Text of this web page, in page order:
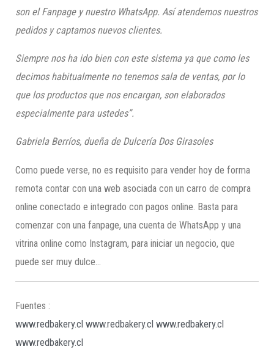
son elFanpagey nuestro WhatsApp. Así atendemos nuestros
pedidos y captamos nuevos clientes.
Siempre nos ha ido bien con este sistema ya que como les
decimos habitualmente no tenemos sala de ventas, por lo
que los productos que nos encargan, son elaborados
especialmente para ustedes”.
Gabriela Berríos, dueña de Dulcería Dos Girasoles
Como puede verse, no es requisito para vender hoy de forma
remota contar con una web asociada con un carro de compra
online conectado e integrado con pagos online. Basta para
comenzar con una fanpage, una cuenta de WhatsApp y una
vitrina online como Instagram, para iniciar un negocio, que
puede ser muy dulce…
Fuentes :
www.redbakery.cl www.redbakery.cl www.redbakery.cl
www.redbakery.cl